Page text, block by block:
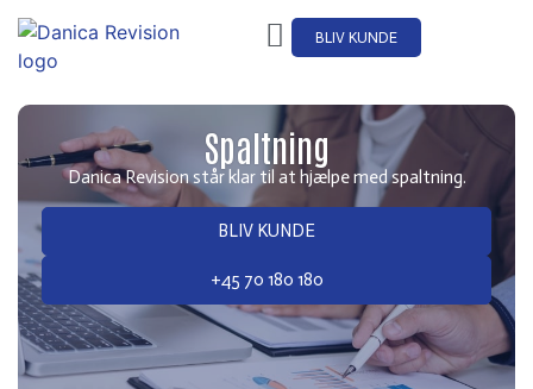
BLIV KUNDE
Spaltning
Danica Revision står klar til at hjælpe med spaltning.
BLIV KUNDE
+45 70 180 180